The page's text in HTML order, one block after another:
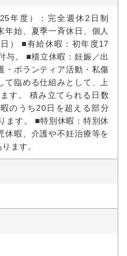
年度）：完全週休2日制
年始、夏季一斉休日、個人
） ■有給休暇：初年度17
与。 ■積立休暇：妊娠／出
・ボランティア活動・私傷
て臨める仕組みとして、上
す。 積み立てられる日数
のうち20日を超える部分
ます。 ■特別休暇：特別休
休暇、介護や不妊治療等を
ます。